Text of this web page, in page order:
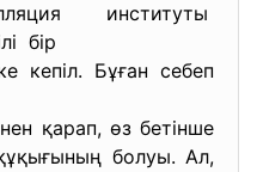
институты
бір
кепіл. Бұған себеп
қарап, өз бетінше
болуы. Ал,